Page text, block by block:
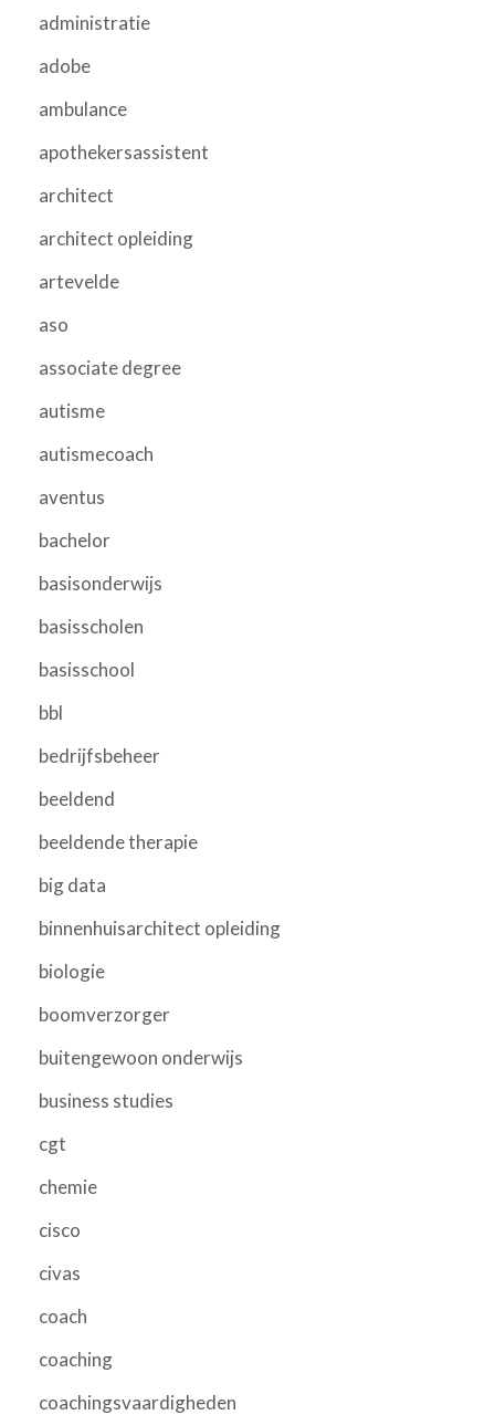
administratie
adobe
ambulance
apothekersassistent
architect
architect opleiding
artevelde
aso
associate degree
autisme
autismecoach
aventus
bachelor
basisonderwijs
basisscholen
basisschool
bbl
bedrijfsbeheer
beeldend
beeldende therapie
big data
binnenhuisarchitect opleiding
biologie
boomverzorger
buitengewoon onderwijs
business studies
cgt
chemie
cisco
civas
coach
coaching
coachingsvaardigheden